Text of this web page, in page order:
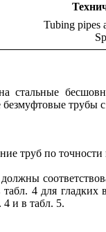
Tubing pipes
на стальные
труб по
4 для
4 и в табл. 5.